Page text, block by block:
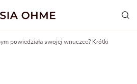
powiedziała swojej wnuczce? Krótki